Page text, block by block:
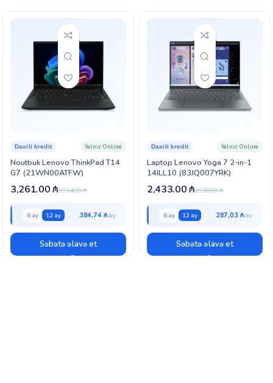
Noutbuk Lenovo ThinkPad T14
G7 (21WN00ATFW)
Daxili kredit Yalnız Online
3,914.00₼
3,261.00₼
6 ay 12 ay 384,74 ₼
Səbətə əlavə et
Laptop Lenovo Yoga 7 2-in-1
14ILL10 (83JQ007YRK)
Daxili kredit Yalnız Online
2,920.00₼
2,433.00₼
6 ay 12 ay 287,03 ₼
Səbətə əlavə et